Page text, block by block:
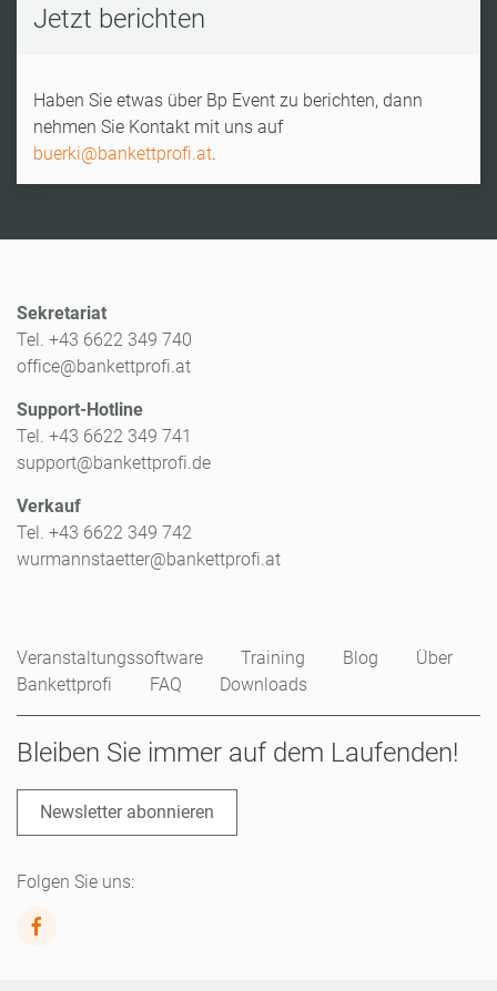
Jetzt berichten
Haben Sie etwas über Bp Event zu berichten, dann
nehmen Sie Kontakt mit uns auf
buerki@bankettprofi.at.
Sekretariat
Tel. +43 6622 349 740
office@bankettprofi.at
Support-Hotline
Tel. +43 6622 349 741
support@bankettprofi.de
Verkauf
Tel. +43 6622 349 742
wurmannstaetter@bankettprofi.at
Veranstaltungssoftware Training Blog
Über
Bankettprofi
FAQ Downloads
Bleiben Sie immer auf dem Laufenden!
Newsletter abonnieren
Folgen Sie uns: